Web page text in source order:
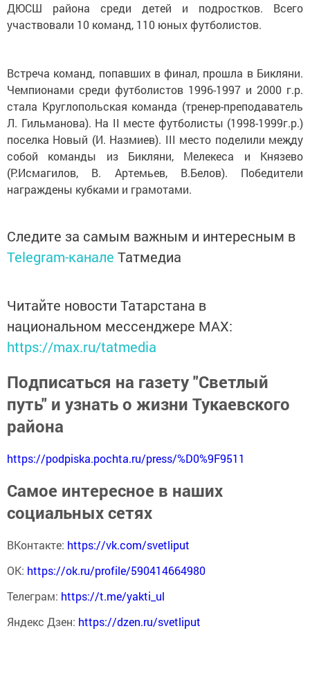
ДЮСШ района среди детей и подростков. Всего
участвовали 10 команд, 110 юных футболистов.
Встреча команд, попавших в финал, прошла в Бикляни.
Чемпионами среди футболистов 1996-1997 и 2000 г.р.
стала Круглопольская команда (тренер-преподаватель
Л. Гильманова). На II месте футболисты (1998-1999г.р.)
поселка Новый (И. Назмиев). III место поделили меҗду
собой команды из Бикляни, Мелекеса и Князево
(Р.Исмагилов, В. Артемьев, В.Белов). Победители
награждены кубками и грамотами.
Следите за самым важным и интересным в
Telegram-канале Татмедиа
Читайте новости Татарстана в
национальном мессенджере MАХ:
https://max.ru/tatmedia
Подписаться на газету "Светлый
путь" и узнать о жизни Тукаевского
района
https://podpiska.pochta.ru/press/%D0%9F9511
Самое интересное в наших
социальных сетях
ВКонтакте: https://vk.com/svetliput
ОК: https://ok.ru/profile/590414664980
Телеграм: https://t.me/yakti_ul
Яндекс Дзен: https://dzen.ru/svetliput